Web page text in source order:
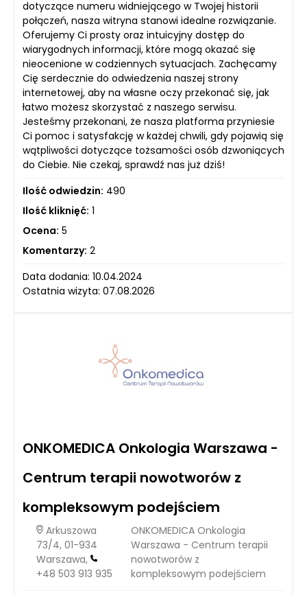
dotyczące numeru widniejącego w Twojej historii
połączeń, nasza witryna stanowi idealne rozwiązanie.
Oferujemy Ci prosty oraz intuicyjny dostęp do
wiarygodnych informacji, które mogą okazać się
nieocenione w codziennych sytuacjach. Zachęcamy
Cię serdecznie do odwiedzenia naszej strony
internetowej, aby na własne oczy przekonać się, jak
łatwo możesz skorzystać z naszego serwisu.
Jesteśmy przekonani, że nasza platforma przyniesie
Ci pomoc i satysfakcję w każdej chwili, gdy pojawią się
wątpliwości dotyczące tożsamości osób dzwoniących
do Ciebie. Nie czekaj, sprawdź nas już dziś!
Ilość odwiedzin: 490
Ilość kliknięć: 1
Ocena: 5
Komentarzy: 2
Data dodania: 10.04.2024
Ostatnia wizyta: 07.08.2026
ONKOMEDICA Onkologia Warszawa -
Centrum terapii nowotworów z
kompleksowym podejściem
Arkuszowa
73/4, 01-934
Warszawa,
+48 503 913 935
ONKOMEDICA Onkologia
Warszawa - Centrum terapii
nowotworów z
kompleksowym podejściem